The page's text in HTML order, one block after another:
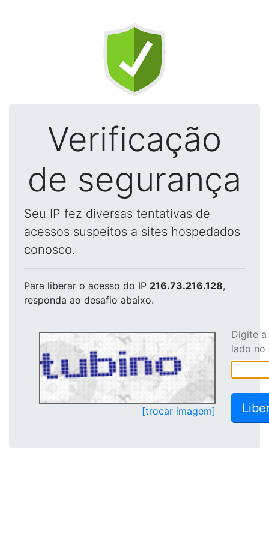
Verificação
de segurança
Seu IP fez diversas tentativas de
acessos suspeitos a sites hospedados
conosco.
Para liberar o acesso do IP 216.73.216.128,
responda ao desafio abaixo.
[trocar imagem]
Digite
lado no